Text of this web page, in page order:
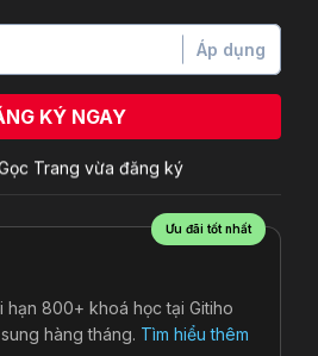
Áp dụng
KÝ NGAY
Ưu đãi tốt nhất
800+ khoá học tại Gitiho
hàng tháng. Tìm hiểu thêm